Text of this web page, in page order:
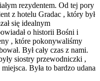
rezydentem. Od tej pory
z hotelu Gradac , który był
się idealnym
o historii Bośni i
, które pokonywaliśmy
Był cały czas z nami.
siostry przewodniczki ,
Była to bardzo udana